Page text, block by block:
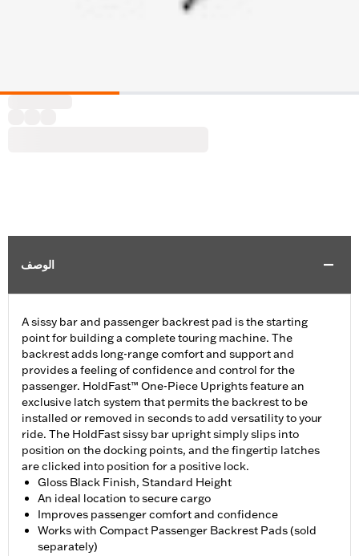
الوصف
A sissy bar and passenger backrest pad is the starting
point for building a complete touring machine. The
backrest adds long-range comfort and support and
provides a feeling of confidence and control for the
passenger. HoldFast™ One-Piece Uprights feature an
exclusive latch system that permits the backrest to be
installed or removed in seconds to add versatility to your
ride. The HoldFast sissy bar upright simply slips into
position on the docking points, and the fingertip latches
are clicked into position for a positive lock.
Gloss Black Finish, Standard Height
An ideal location to secure cargo
Improves passenger comfort and confidence
Works with Compact Passenger Backrest Pads (sold
separately)